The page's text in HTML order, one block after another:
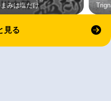
みは塩だけ
見る